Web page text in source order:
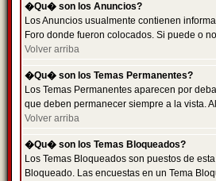
�Qu� son los Anuncios?
Los Anuncios usualmente contienen
Foro donde fueron colocados. Si puede o
Volver arriba
�Qu� son los Temas Permanentes?
Los Temas Permanentes aparecen por
que deben permanecer siempre a la vista.
Volver arriba
�Qu� son los Temas Bloqueados?
Los Temas Bloqueados son puestos de
Bloqueado. Las encuestas en un Tema